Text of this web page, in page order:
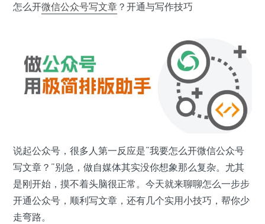
怎么开微信公众号写文章 ？开通与写作技巧
说起公众号，很多人第一反应是“我要怎么开微信公众号
写文章？”别急，做自媒体其实没你想象那么复杂。尤其
是刚开始，摸不着头脑很正常。今天就来聊聊怎么一步步
开通公众号，顺利写文章，还有几个实用小技巧，帮你少
走弯路。